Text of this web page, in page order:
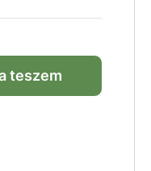
teszem